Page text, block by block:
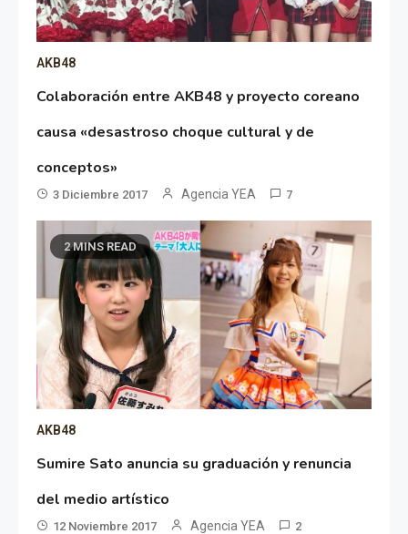
AKB48
Colaboración entre AKB48 y proyecto coreano
causa «desastroso choque cultural y de
conceptos»
3 Diciembre 2017 Agencia YEA 7
2 MINS READ
AKB48
Sumire Sato anuncia su graduación y renuncia
del medio artístico
12 Noviembre 2017 Agencia YEA 2